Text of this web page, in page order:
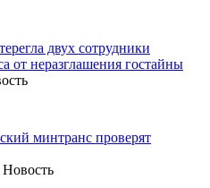
двух сотрудники
от неразглашения гостайны
минтранс проверят
Новость